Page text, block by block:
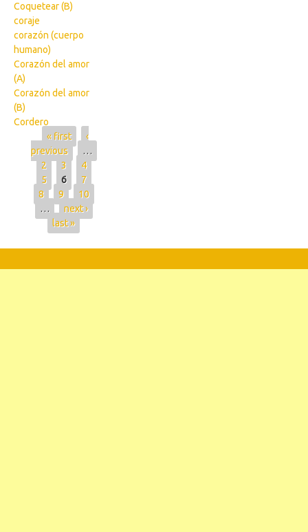
Coquetear (B)
coraje
corazón (cuerpo
humano)
Corazón del amor
(A)
Corazón del amor
(B)
Cordero
Pages« first
‹
previous
…
2
3
4
5
6
7
8
9
10
…
next ›
last »